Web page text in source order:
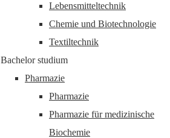
Lebensmitteltechnik
Chemie und Biotechnologie
Textiltechnik
Bachelor studium
Pharmazie
Pharmazie
Pharmazie für medizinische
Biochemie